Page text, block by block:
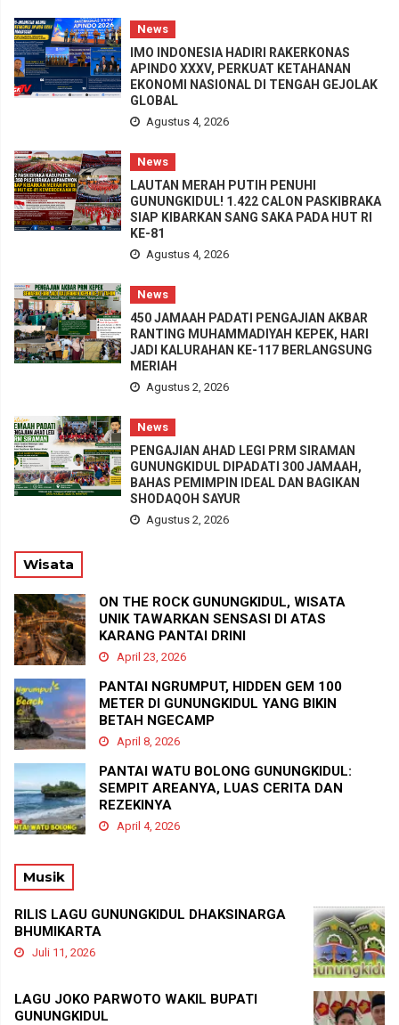
News
IMO INDONESIA HADIRI RAKERKONAS
APINDO XXXV, PERKUAT KETAHANAN
EKONOMI NASIONAL DI TENGAH GEJOLAK
GLOBAL
Agustus 4, 2026
News
LAUTAN MERAH PUTIH PENUHI
GUNUNGKIDUL! 1.422 CALON PASKIBRAKA
SIAP KIBARKAN SANG SAKA PADA HUT RI
KE-81
Agustus 4, 2026
News
450 JAMAAH PADATI PENGAJIAN AKBAR
RANTING MUHAMMADIYAH KEPEK, HARI
JADI KALURAHAN KE-117 BERLANGSUNG
MERIAH
Agustus 2, 2026
News
PENGAJIAN AHAD LEGI PRM SIRAMAN
GUNUNGKIDUL DIPADATI 300 JAMAAH,
BAHAS PEMIMPIN IDEAL DAN BAGIKAN
SHODAQOH SAYUR
Agustus 2, 2026
Wisata
ON THE ROCK GUNUNGKIDUL, WISATA
UNIK TAWARKAN SENSASI DI ATAS
KARANG PANTAI DRINI
April 23, 2026
PANTAI NGRUMPUT, HIDDEN GEM 100
METER DI GUNUNGKIDUL YANG BIKIN
BETAH NGECAMP
April 8, 2026
PANTAI WATU BOLONG GUNUNGKIDUL:
SEMPIT AREANYA, LUAS CERITA DAN
REZEKINYA
April 4, 2026
Musik
RILIS LAGU GUNUNGKIDUL DHAKSINARGA
BHUMIKARTA
Juli 11, 2026
LAGU JOKO PARWOTO WAKIL BUPATI
GUNUNGKIDUL